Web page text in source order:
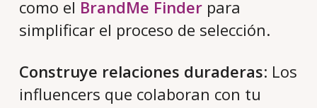
como el BrandMe Finderpara
simplificar el proceso de selección.
Construye relaciones duraderas: Los
influencers que colaboran con tu